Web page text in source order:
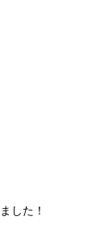
した！